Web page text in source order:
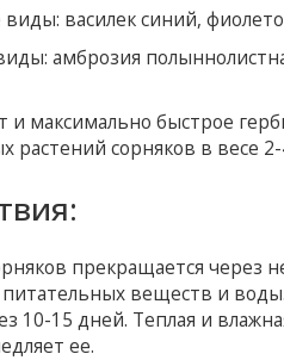
василек синий,
амброзия
максимально быстрое
растений сорняков в весе
прекращается через
питательных веществ и
10-15 дней. Теплая и
ее.